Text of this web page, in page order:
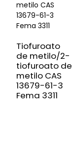
Tiofuroato
de metilo/2-
tiofuroato de
metilo CAS
13679-61-3
Fema 3311